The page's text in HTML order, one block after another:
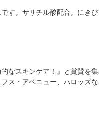
す。サリチル酸配合。にき
的なスキンケア！』と賞賛
ス・アベニュー、ハロッズ